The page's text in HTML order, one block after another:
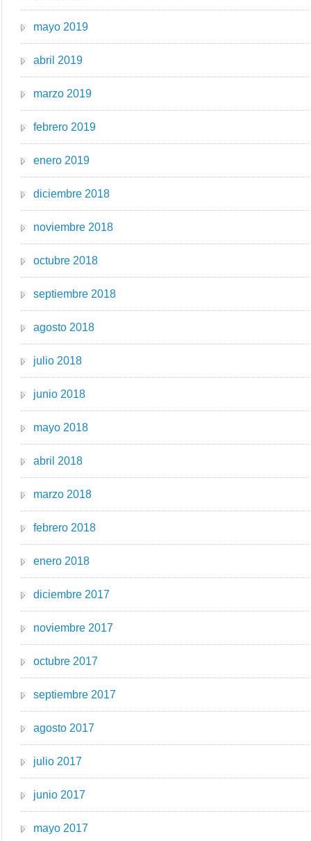
mayo 2019
abril 2019
marzo 2019
febrero 2019
enero 2019
diciembre 2018
noviembre 2018
octubre 2018
septiembre 2018
agosto 2018
julio 2018
junio 2018
mayo 2018
abril 2018
marzo 2018
febrero 2018
enero 2018
diciembre 2017
noviembre 2017
octubre 2017
septiembre 2017
agosto 2017
julio 2017
junio 2017
mayo 2017